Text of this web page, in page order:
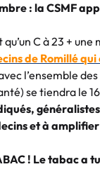
: la CSMF
C à 23 +
de Romillé
l’ensemble
se tiendra le
et à
! Le tabac a